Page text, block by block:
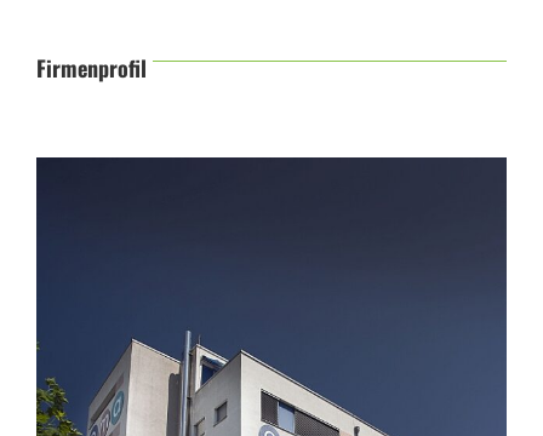
Firmenprofil